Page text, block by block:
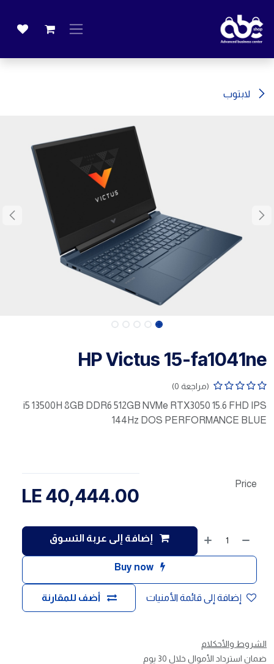
لابتوب
HP Victus 15-fa1041ne
(مراجعة 0)
i5 13500H 8GB DDR6 512GB NVMe RTX3050 15.6 FHD IPS
144Hz DOS PERFORMANCE BLUE
إضافة إلى عربة التسوق
Buy now
أضف للمقارنة إضافة إلى قائمة الأمنيات
Price
40,444.00
الشروط والأحكلام
ضمان استرداد الأموال خلال 30 يوم